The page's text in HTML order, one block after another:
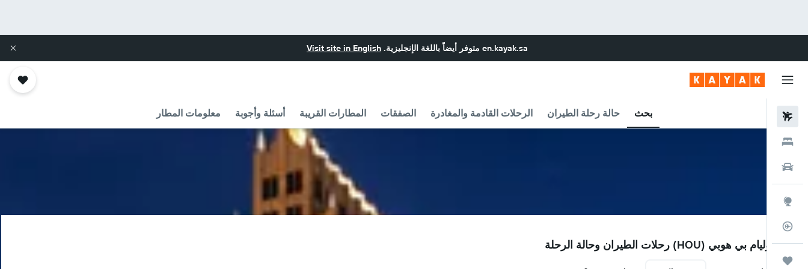
en.kayak.sa متوفر أيضاً باللغة الإنجليزية. Visit site in English
بحث حالة رحلة الطيران الرحلات القادمة والمغادرة الصفقات المطارات القريبة أسئلة وأجوبة معلومات المطار
HOU
مطار وليام بي هوبي (HOU) رحلات الطيران وحالة الرحلة